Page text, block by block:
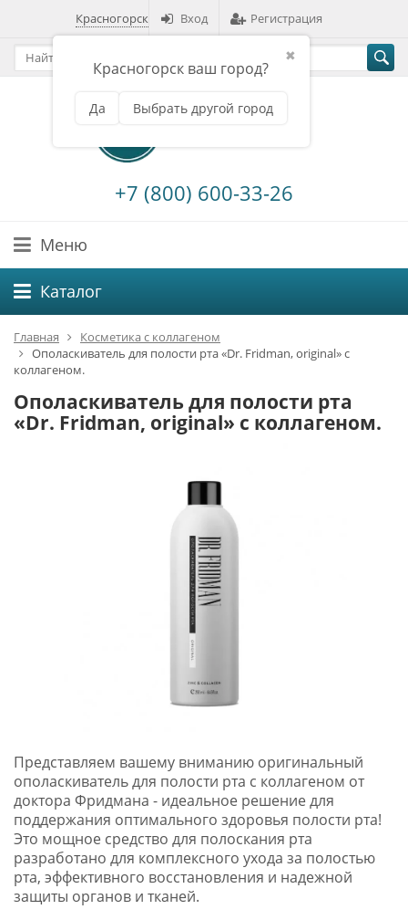
Красногорск
✖
Красногорск ваш город?
Да Выбрать другой город
Вход Регистрация
+7 (800) 600-33-26
Меню
Каталог
Главная
Косметика с коллагеном
Ополаскиватель для полости рта «Dr. Fridman, original» с
коллагеном.
Ополаскиватель для полости рта
«Dr. Fridman, original» с коллагеном.
Представляем вашему вниманию оригинальный
ополаскиватель для полости рта с коллагеном от
доктора Фридмана - идеальное решение для
поддержания оптимального здоровья полости рта!
Это мощное средство для полоскания рта
разработано для комплексного ухода за полостью
рта, эффективного восстановления и надежной
защиты органов и тканей.